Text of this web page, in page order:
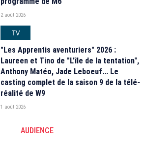
2 août 2026
TV
"Les Apprentis aventuriers" 2026 :
Laureen et Tino de "L'île de la tentation",
Anthony Matéo, Jade Leboeuf... Le
casting complet de la saison 9 de la télé-
réalité de W9
1 août 2026
AUDIENCE